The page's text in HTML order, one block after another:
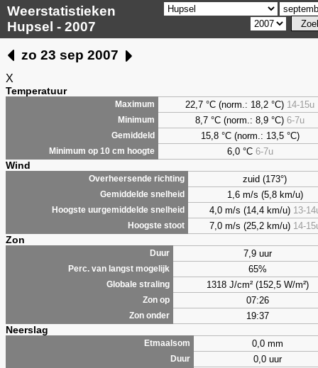
Weerstatistieken
Hupsel - 2007
zo 23 sep 2007
X
Temperatuur
Maximum 22,7 °C (norm.: 18,2 °C) 14-15u
Minimum 8,7 °C (norm.: 8,9 °C) 6-7u
Gemiddeld 15,8 °C (norm.: 13,5 °C)
Minimum op 10 cm hoogte 6,0°C 6-7u
Wind
Overheersende richting zuid (173°)
Gemiddelde snelheid 1,6 m/s (5,8 km/u)
Hoogste uurgemiddelde snelheid 4,0 m/s (14,4 km/u) 13-
Hoogste stoot 7,0 m/s (25,2 km/u) 14-
Zon
Duur 7,9 uur
Perc. van langst mogelijk 65%
Globale straling 1318 J/cm² (152,5 W/m²)
Zon op 07:26
Zon onder 19:37
Neerslag
Etmaalsom 0,0 mm
Duur 0,0 uur